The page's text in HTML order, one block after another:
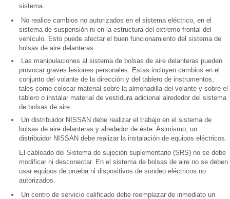
sistema.
No realice cambios no autorizados en el sistema eléctrico, en el
sistema de suspensión ni en la estructura del extremo frontal del
vehículo. Esto puede afectar el buen funcionamiento del sistema de
bolsas de aire delanteras.
Las manipulaciones al sistema de bolsas de aire delanteras pueden
provocar graves lesiones personales. Estas incluyen cambios en el
conjunto del volante de la dirección y del tablero de instrumentos,
tales como colocar material sobre la almohadilla del volante y sobre el
tablero o instalar material de vestidura adicional alrededor del sistema
de bolsas de aire.
Un distribuidor NISSAN debe realizar el trabajo en el sistema de
bolsas de aire delanteras y alrededor de éste. Asimismo, un
distribuidor NISSAN debe realizar la instalación de equipos eléctricos.
El cableado del Sistema de sujeción suplementario (SRS) no se debe
modificar ni desconectar. En el sistema de bolsas de aire no se deben
usar equipos de prueba ni dispositivos de sondeo eléctricos no
autorizados.
Un centro de servicio calificado debe reemplazar de inmediato un